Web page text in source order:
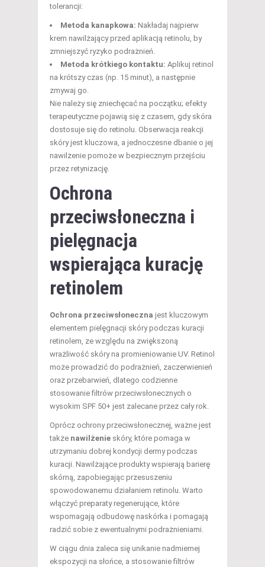
tolerancji:
Metoda kanapkowa: Nakładaj najpierw
krem nawilżający przed aplikacją retinolu, by
zmniejszyć ryzyko podrażnień.
Metoda krótkiego kontaktu: Aplikuj retinol
na krótszy czas (np. 15 minut), a następnie
zmywaj go.
Nie należy się zniechęcać na początku; efekty
terapeutyczne pojawią się z czasem, gdy skóra
dostosuje się do retinolu. Obserwacja reakcji
skóry jest kluczowa, a jednoczesne dbanie o jej
nawilżenie pomoże w bezpiecznym przejściu
przez retynizację.
Ochrona
przeciwsłoneczna i
pielęgnacja
wspierająca kurację
retinolem
Ochrona przeciwsłoneczna jest kluczowym
elementem pielęgnacji skóry podczas kuracji
retinolem, ze względu na zwiększoną
wrażliwość skóry na promieniowanie UV. Retinol
może prowadzić do podrażnień, zaczerwienień
oraz przebarwień, dlatego codzienne
stosowanie filtrów przeciwsłonecznych o
wysokim SPF 50+ jest zalecane przez cały rok.
Oprócz ochrony przeciwsłonecznej, ważne jest
także nawilżenie skóry, które pomaga w
utrzymaniu dobrej kondycji dermy podczas
kuracji. Nawilżające produkty wspierają barierę
skórną, zapobiegając przesuszeniu
spowodowanemu działaniem retinolu. Warto
włączyć preparaty regenerujące, które
wspomagają odbudowę naskórka i pomagają
radzić sobie z ewentualnymi podrażnieniami.
W ciągu dnia zaleca się unikanie nadmiernej
ekspozycji na słońce, a stosowanie filtrów